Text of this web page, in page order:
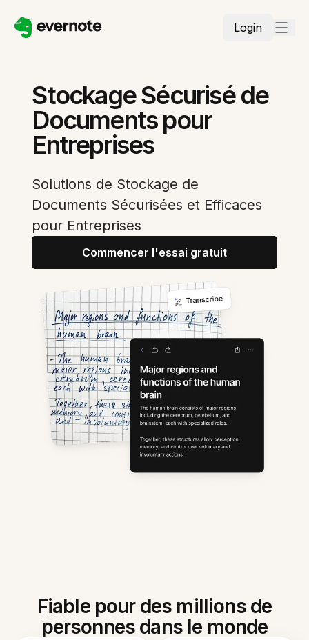
Login
Stockage Sécurisé de
Documents pour
Entreprises
Solutions de Stockage de
Documents Sécurisées et Efficaces
pour Entreprises
Commencer l'essai gratuit
Fiable pour des millions de
personnes dans le monde